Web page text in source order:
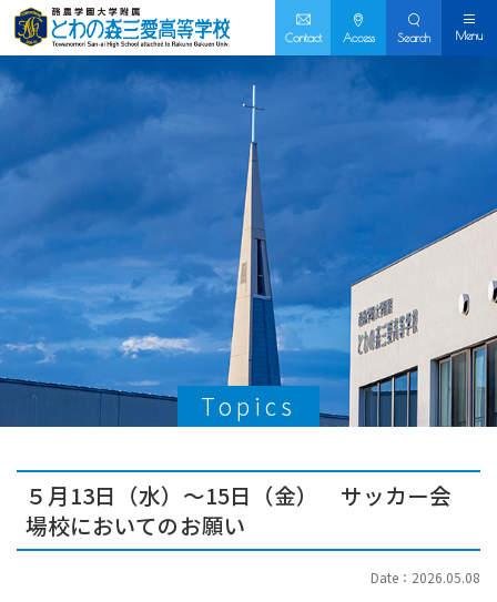
Contact Access Search Menu
Topics
５月13日（水）～15日（金） サッカー会
場校においてのお願い
Date：2026.05.08